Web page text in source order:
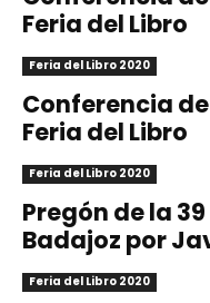
Feria del Libro
Feria del Libro 2020
Conferencia
Feria del Libro
Feria del Libro 2020
Pregón de la
Badajoz por
Feria del Libro 2020